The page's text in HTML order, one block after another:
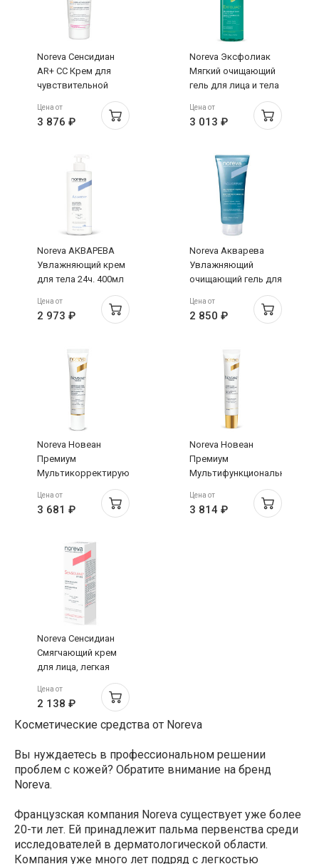
Noreva Сенсидиан
AR+ CC Крем для
чувствительной
светлый 40мл
Цена от
3 876 ₽
Noreva Эксфолиак
Мягкий очищающий
гель для лица и тела
Цена от
3 013 ₽
Noreva АКВАРЕВА
Увлажняющий крем
для тела 24ч. 400мл
Цена от
2 973 ₽
Noreva Акварева
Увлажняющий
очищающий гель для
лица и тела 200мл
Цена от
2 850 ₽
Noreva Новеан
Премиум
Мультикорректирующий
крем для контура
глаз 15мл
Цена от
3 681 ₽
Noreva Новеан
Премиум
Мультифункциональный
антивозраст крем
дневной 40мл
Цена от
3 814 ₽
Noreva Сенсидиан
Смягчающий крем
для лица, легкая
Цена от
2 138 ₽
Косметические средства от Noreva
Вы нуждаетесь в профессиональном решении
проблем с кожей? Обратите внимание на бренд
Noreva.
Французская компания Noreva существует уже более
20-ти лет. Ей принадлежит пальма первенства среди
исследователей в дерматологической области.
Компания уже много лет подряд с легкостью